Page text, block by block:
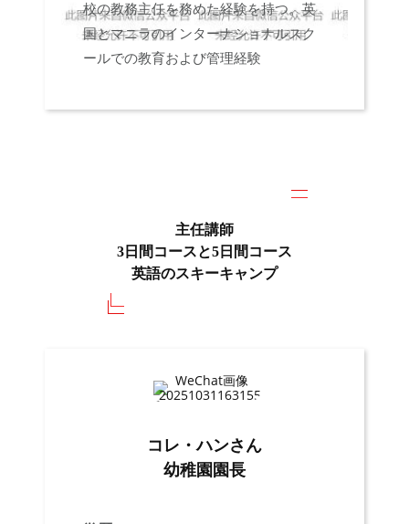
校の教務主任を務めた経験を持つ。英
国とマニラのインターナショナルスク
ールでの教育および管理経験
主任講師
3日間コースと5日間コース
英語のスキーキャンプ
コレ・ハンさん
幼稚園園長